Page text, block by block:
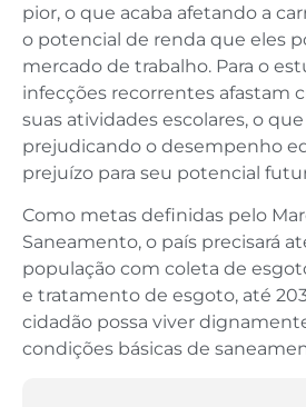
pior, o que acaba afetando a
o potencial de renda que eles
mercado de trabalho. Para o
infecções recorrentes afastam
suas atividades escolares, o
prejudicando o desempenho
prejuízo para seu potencial
Como metas definidas pelo
Saneamento, o país precisará
população com coleta de
e tratamento de esgoto, até
cidadão possa viver
condições básicas de